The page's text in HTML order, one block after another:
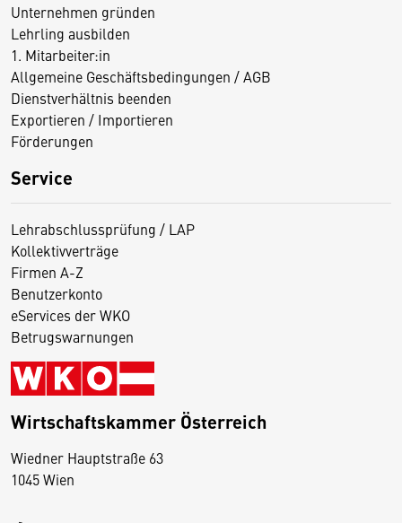
Unternehmen gründen
Lehrling ausbilden
1. Mitarbeiter:in
Allgemeine Geschäftsbedingungen / AGB
Dienstverhältnis beenden
Exportieren / Importieren
Förderungen
Service
Lehrabschlussprüfung / LAP
Kollektivverträge
Firmen A-Z
Benutzerkonto
eServices der WKO
Betrugswarnungen
Wirtschaftskammer Österreich
Wiedner Hauptstraße 63
1045 Wien
D